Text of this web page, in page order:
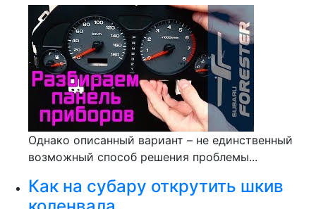
Однако описанный вариант – не единственный
возможный способ решения проблемы...
Как на субару открутить шкив